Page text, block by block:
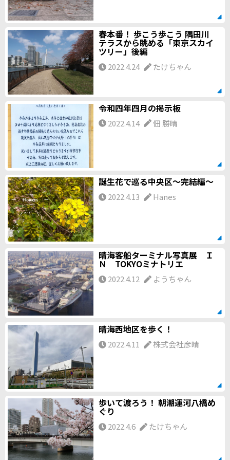
春本番！ 歩こう歩こう 隅田川
テラスから眺める「東京スカイ
ツリー」後編
2022.4.24 たけちゃん
令和四年四月の掲示板
2022.4.14 佃 勝晴
誕生花で巡る中央区～完結編～
2022.4.13 Hanes
晴海客船ターミナル写真展 Ｉ
Ｎ TOKYOミナトリエ
2022.4.12 ようちゃん
晴海西地区を歩く！
2022.4.11 株式会社彦晴
歩いて渡ろう！ 朝潮運河八橋め
ぐり
2022.4.6 たけちゃん